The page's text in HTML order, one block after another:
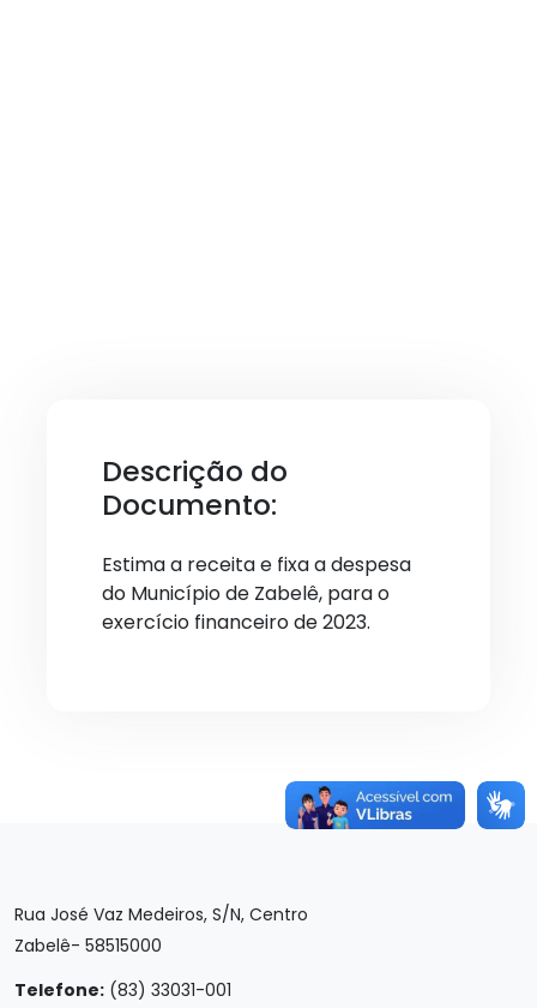
Descrição do
Documento:
Estima a receita e fixa a despesa
do Município de Zabelê, para o
exercício financeiro de 2023.
Rua José Vaz Medeiros, S/N, Centro
Zabelê- 58515000
Telefone: (83) 33031-001